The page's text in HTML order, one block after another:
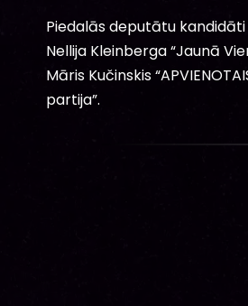
Piedalās deputātu
Nellija Kleinberga “Jaunā
Māris Kučinskis
partija”.